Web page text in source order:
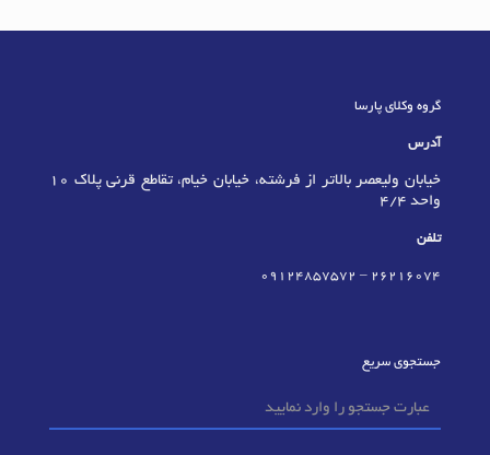
گروه وکلای پارسا
آدرس
خیابان ولیعصر بالاتر از فرشته، خیابان خیام، تقاطع قرنی پلاک 10
واحد 4/4
تلفن
٢٦٢١٦٠٧٤ –
09124857572
جستجوی سریع